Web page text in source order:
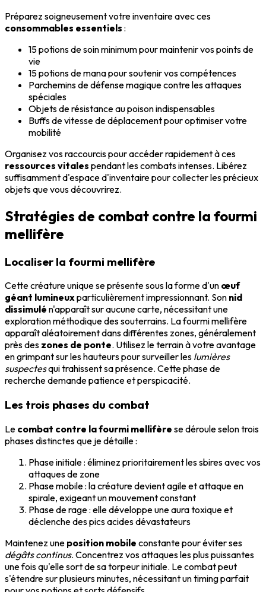
Préparez soigneusement votre inventaire avec ces
consommables essentiels :
15 potions de soin minimum pour maintenir vos points de
vie
15 potions de mana pour soutenir vos compétences
Parchemins de défense magique contre les attaques
spéciales
Objets de résistance au poison indispensables
Buffs de vitesse de déplacement pour optimiser votre
mobilité
Organisez vos raccourcis pour accéder rapidement à ces
ressources vitales pendant les combats intenses. Libérez
suffisamment d'espace d'inventaire pour collecter les précieux
objets que vous découvrirez.
Stratégies de combat contre la fourmi
mellifère
Localiser la fourmi mellifère
Cette créature unique se présente sous la forme d'un œuf
géant lumineuxparticulièrement impressionnant. Son nid
dissimulé n'apparaît sur aucune carte, nécessitant une
exploration méthodique des souterrains. La fourmi mellifère
apparaît aléatoirement dans différentes zones, généralement
près des zones de ponte. Utilisez le terrain à votre avantage
en grimpant sur les hauteurs pour surveiller les lumières
suspectesqui trahissent sa présence. Cette phase de
recherche demande patience et perspicacité.
Les trois phases du combat
Le combat contre la fourmi mellifère se déroule selon trois
phases distinctes que je détaille :
Phase initiale : éliminez prioritairement les sbires avec vos
attaques de zone
Phase mobile : la créature devient agile et attaque en
spirale, exigeant un mouvement constant
Phase de rage : elle développe une aura toxique et
déclenche des pics acides dévastateurs
Maintenez une position mobile constante pour éviter ses
dégâts continus. Concentrez vos attaques les plus puissantes
une fois qu'elle sort de sa torpeur initiale. Le combat peut
s'étendre sur plusieurs minutes, nécessitant un timing parfait